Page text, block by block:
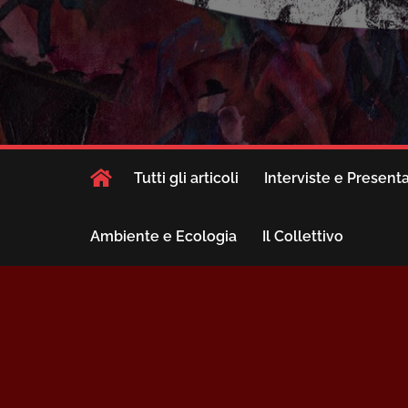
Tutti gli articoli Interviste e
Ambiente e Ecologia Il Collettivo